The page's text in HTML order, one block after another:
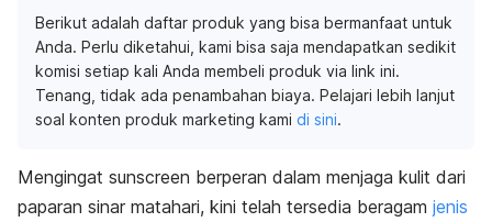
Berikut adalah daftar produk yang bisa bermanfaat untuk
Anda. Perlu diketahui, kami bisa saja mendapatkan sedikit
komisi setiap kali Anda membeli produk via link ini.
Tenang, tidak ada penambahan biaya. Pelajari lebih lanjut
soal konten produk marketing kami di sini.
Mengingat sunscreen berperan dalam menjaga kulit dari
paparan sinar matahari, kini telah tersedia beragam jenis